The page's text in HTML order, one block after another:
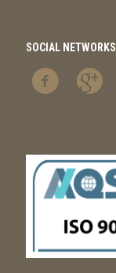
SOCIAL NETWORKS